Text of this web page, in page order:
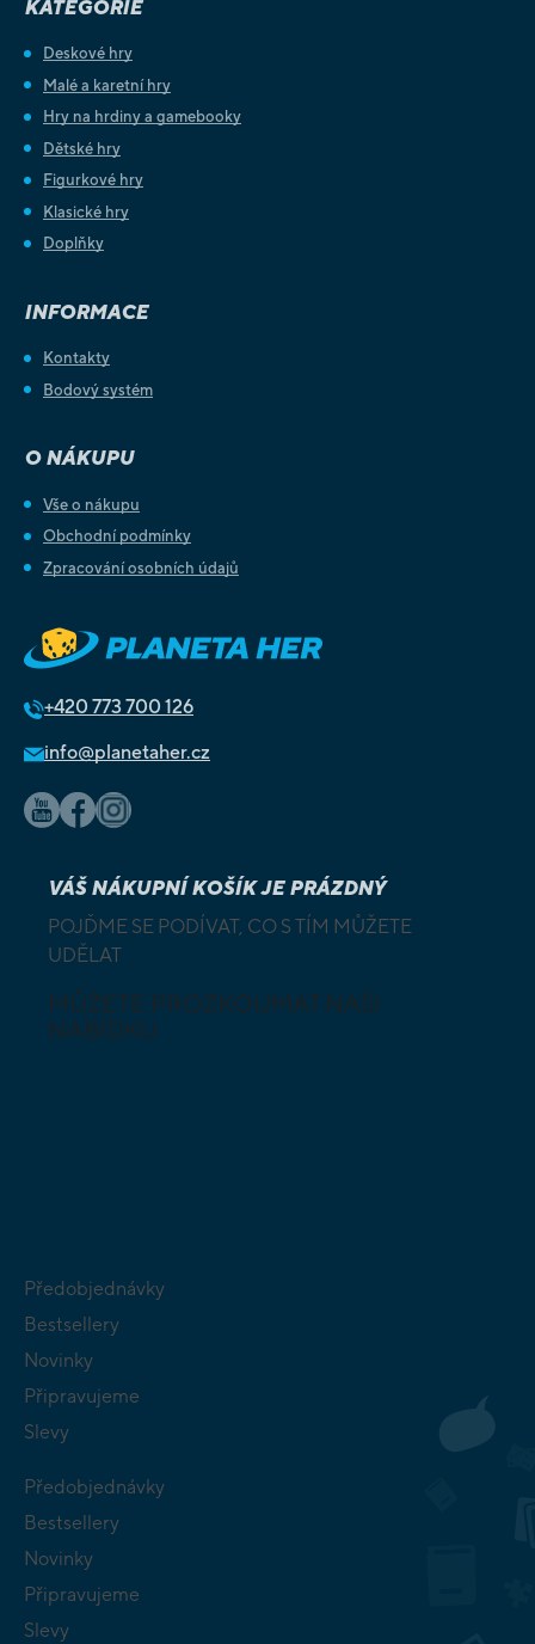
KATEGORIE
Deskové hry
Malé a karetní hry
Hry na hrdiny a gamebooky
Dětské hry
Figurkové hry
Klasické hry
Doplňky
INFORMACE
Kontakty
Bodový systém
O NÁKUPU
Vše o nákupu
Obchodní podmínky
Zpracování osobních údajů
+420 773 700 126
info@planetaher.cz
VÁŠ NÁKUPNÍ KOŠÍK JE PRÁZDNÝ
POJĎME SE PODÍVAT, CO S TÍM MŮŽETE
UDĚLAT
MŮŽETE PROZKOUMAT NAŠI
NABÍDKU
Předobjednávky
Bestsellery
Novinky
Připravujeme
Slevy
Předobjednávky
Bestsellery
Novinky
Připravujeme
Slevy